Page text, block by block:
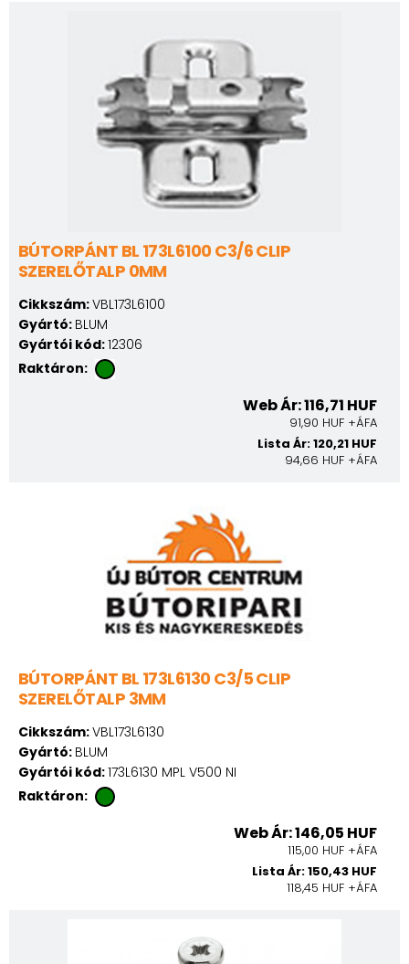
BÚTORPÁNT BL 173L6100 C3/6 CLIP
SZERELŐTALP 0MM
Cikkszám:VBL173L6100
Gyártó: BLUM
Gyártói kód:12306
Raktáron:
Web Ár: 116,71 HUF
91,90 HUF +ÁFA
Lista Ár: 120,21 HUF
94,66 HUF +ÁFA
BÚTORPÁNT BL 173L6130 C3/5 CLIP
SZERELŐTALP 3MM
Cikkszám:VBL173L6130
Gyártó: BLUM
Gyártói kód:173L6130 MPL V500 NI
Raktáron:
Web Ár: 146,05 HUF
115,00 HUF +ÁFA
Lista Ár: 150,43 HUF
118,45 HUF +ÁFA